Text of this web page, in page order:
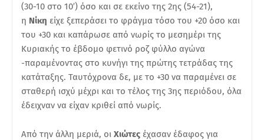
(30-10 στο 10′) όσο και σε εκείνο της 2ης (54-21),
η Νίκη είχε ξεπεράσει το φράγμα τόσο του +20 όσο και
του +30 και καπάρωσε από νωρίς το μεσημέρι της
Κυριακής το έβδομο φετινό ροζ φύλλο αγώνα
-παραμένοντας στο κυνήγι της πρώτης τετράδας της
κατάταξης. Ταυτόχρονα δε, με το +30 να παραμένει σε
σταθερή ισχύ μέχρι και το τέλος της 3ης περιόδου, όλα
έδειχναν να είχαν κριθεί από νωρίς.
Από την άλλη μεριά, οι Χιώτες έχασαν έδαφος για